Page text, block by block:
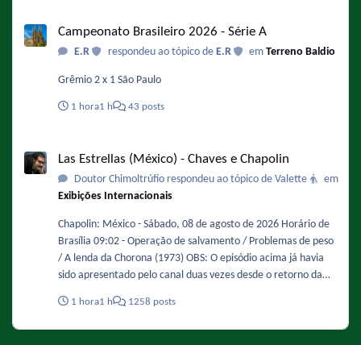
Campeonato Brasileiro 2026 - Série A
E.R respondeu ao tópico de E.R emTerreno Baldio
Grêmio 2 x 1 São Paulo
1 hora1 h 43 posts
Las Estrellas (México) - Chaves e Chapolin
Doutor Chimoltrúfio respondeu ao tópico de Valette
em
Exibições Internacionais
Chapolin: México - Sábado, 08 de agosto de 2026 Horário de
Brasília 09:02 - Operação de salvamento / Problemas de peso
/ A lenda da Chorona (1973) OBS: O episódio acima já havia
sido apresentado pelo canal duas vezes desde o retorno da
09:30 - Um aluno e tanto / Presente de grego (1973) OBS: O
episódio acima já havia sido apresentado pelo canal duas
1 hora1 h 1258 posts